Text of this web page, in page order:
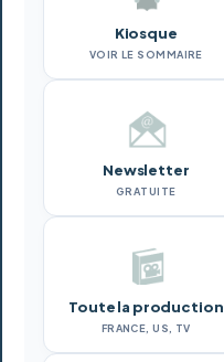
Kiosque
VOIR LE SOMMAIRE
Newsletter
GRATUITE
Toute la production
FRANCE, US, TV